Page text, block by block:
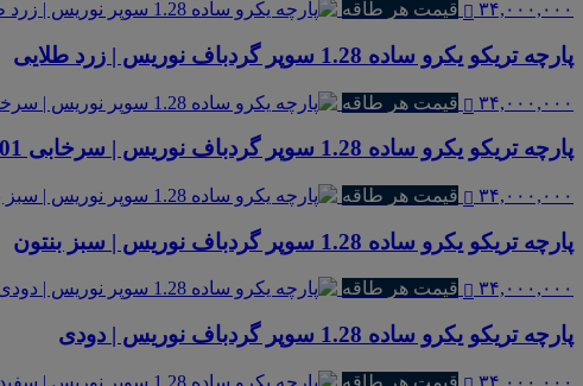
۳۴,۰۰۰,۰۰۰ قیمت هر طاقه
پارچه تریکو یکرو ساده 1.28 سوپر گردباف نوریس | زرد طلایی
۳۴,۰۰۰,۰۰۰ قیمت هر طاقه
پارچه تریکو یکرو ساده 1.28 سوپر گردباف نوریس | سرخابی 101
۳۴,۰۰۰,۰۰۰ قیمت هر طاقه
پارچه تریکو یکرو ساده 1.28 سوپر گردباف نوریس | سبز بنتون
۳۴,۰۰۰,۰۰۰ قیمت هر طاقه
پارچه تریکو یکرو ساده 1.28 سوپر گردباف نوریس | دودی
۳۴,۰۰۰,۰۰۰ قیمت هر طاقه